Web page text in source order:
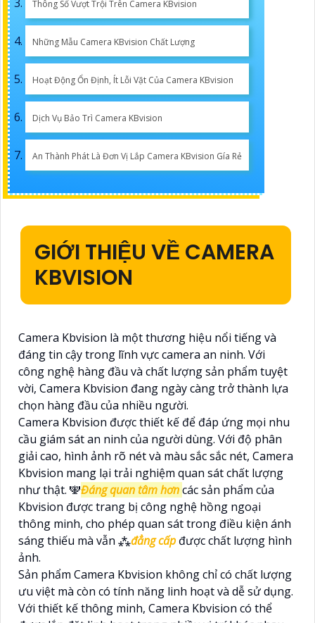
Thông Số Vượt Trội Trên Camera KBvision
Những Mẫu Camera KBvision Chất Lượng
Hoạt Động Ổn Định, Ít Lỗi Vặt Của Camera KBvision
Dịch Vụ Bảo Trì Camera KBvision
An Thành Phát Là Đơn Vị Lắp Camera KBvision Gía Rẻ
GIỚI THIỆU VỀ CAMERA
KBVISION
Camera Kbvision là một thương hiệu nổi tiếng và
đáng tin cậy trong lĩnh vực camera an ninh. Với
công nghệ hàng đầu và chất lượng sản phẩm tuyệt
vời, Camera Kbvision đang ngày càng trở thành lựa
chọn hàng đầu của nhiều người.
Camera Kbvision được thiết kế để đáp ứng mọi nhu
cầu giám sát an ninh của người dùng. Với độ phân
giải cao, hình ảnh rõ nét và màu sắc sắc nét, Camera
Kbvision mang lại trải nghiệm quan sát chất lượng
như thật. 🕎Đáng quan tâm hơncác sản phẩm của
Kbvision được trang bị công nghệ hồng ngoại
thông minh, cho phép quan sát trong điều kiện ánh
sáng thiếu mà vẫn ⁂đẳng cấp được chất lượng hình
ảnh.
Sản phẩm Camera Kbvision không chỉ có chất lượng
ưu việt mà còn có tính năng linh hoạt và dễ sử dụng.
Với thiết kế thông minh, Camera Kbvision có thể